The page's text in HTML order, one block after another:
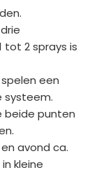
tot 2 sprays is
een
systeem.
beide punten
avond ca.
kleine